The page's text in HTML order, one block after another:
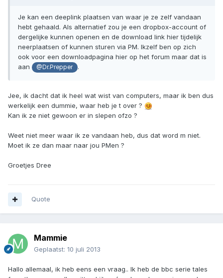
Je kan een deeplink plaatsen van waar je ze zelf vandaan
hebt gehaald. Als alternatief zou je een dropbox-account of
dergelijke kunnen openen en de download link hier tijdelijk
neerplaatsen of kunnen sturen via PM. Ikzelf ben op zich
ook voor een downloadpagina hier op het forum maar dat is
aan
@Dr.Prepper .
Jee, ik dacht dat ik heel wat wist van computers, maar ik ben dus
werkelijk een dummie, waar heb je t over ?
Kan ik ze niet gewoon er in slepen ofzo ?
Weet niet meer waar ik ze vandaan heb, dus dat word m niet.
Moet ik ze dan maar naar jou PMen ?
Groetjes Dree
Quote
Mammie
Geplaatst: 10 juli 2013
Hallo allemaal, ik heb eens een vraag.. Ik heb de bbc serie tales